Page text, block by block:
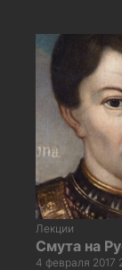
Лекции
Смута на
4 февраля 2017